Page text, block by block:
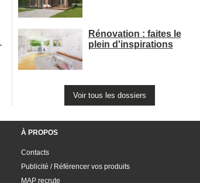
Rénovation : faites le
plein d'inspirations
Voir tous les dossiers
À PROPOS
Contacts
Publicité / Référencer vos produits
MAP recrute